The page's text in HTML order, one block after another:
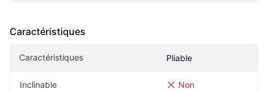
Caractéristiques
Caractéristiques Pliable
Inclinable Non